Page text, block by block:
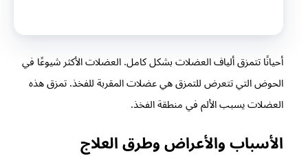
أحيانًا تتمزق ألياف العضلات بشكل كامل. العضلات الأكثر شيوعًا في
الحوض التي تتعرض للتمزق هي عضلات المقربة للفخذ. تمزق هذه
العضلات يسبب الألم في منطقة الفخذ.
الأسباب والأعراض وطرق العلاج